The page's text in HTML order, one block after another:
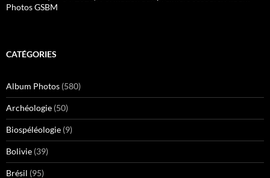
Photos GSBM
CATÉGORIES
Album Photos (580)
Archéologie (50)
Biospéléologie (9)
Bolivie (39)
Brésil (95)